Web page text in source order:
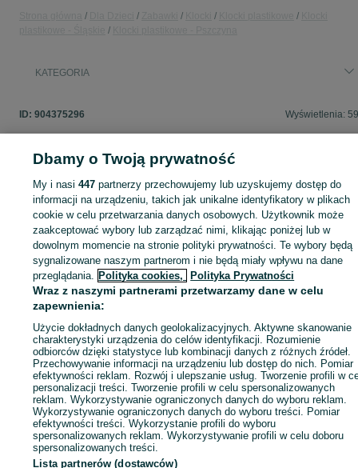
KATEGORIA
ID: 904375296 Wyświetlenia:
Zaloguj się lub załóż konto na OLX, aby skontaktować się z
sprzedającym
Zaloguj się / Załóż konto
Kup
Dbamy o Twoją prywatność
My i nasi447 partnerzy przechowujemy lub uzyskujemy dostęp do
informacji na urządzeniu, takich jak unikalne identyfikatory w plikach
cookie w celu przetwarzania danych osobowych. Użytkownik może
zaakceptować wybory lub zarządzać nimi, klikając poniżej lub w
dowolnym momencie na stronie polityki prywatności. Te wybory będą
sygnalizowane naszym partnerom i nie będą miały wpływu na dane
przeglądania. Polityka cookies, Polityka Prywatności
Wraz z naszymi partnerami przetwarzamy dane w celu
zapewnienia:
Użycie dokładnych danych geolokalizacyjnych. Aktywne skanowanie
charakterystyki urządzenia do celów identyfikacji. Rozumienie
odbiorców dzięki statystyce lub kombinacji danych z różnych źródeł.
Przechowywanie informacji na urządzeniu lub dostęp do nich. Pomiar
efektywności reklam. Rozwój i ulepszanie usług. Tworzenie profili w
personalizacji treści. Tworzenie profili w celu spersonalizowanych
reklam. Wykorzystywanie ograniczonych danych do wyboru reklam.
Wykorzystywanie ograniczonych danych do wyboru treści. Pomiar
efektywności treści. Wykorzystanie profili do wyboru
spersonalizowanych reklam. Wykorzystywanie profili w celu doboru
spersonalizowanych treści.
Lista partnerów (dostawców)